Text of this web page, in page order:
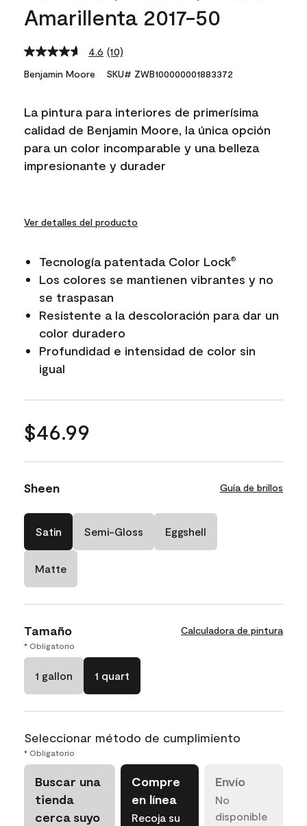
Amarillenta 2017-50
4.6 Read
10
Reviews.
link.
(10)
Benjamin Moore SKU# ZWB100000001883372
La pintura para interiores de primerísima
calidad de Benjamin Moore, la única opción
para un color incomparable y una belleza
impresionante y durader
Ver detalles del producto
Tecnología patentada Color Lock®
Los colores se mantienen vibrantes y no
se traspasan
Resistente a la descoloración para dar un
color duradero
Profundidad e intensidad de color sin
igual
$46.99
Sheen Guía de brillos
Satin Semi-Gloss Eggshell
Matte
Tamaño Calculadora de pintura
* Obligatorio
1 gallon 1 quart
Seleccionar método de cumplimiento
* Obligatorio
Buscar una
tienda
cerca suyo
Compre
en línea
Recoja su
Envío
No
disponible